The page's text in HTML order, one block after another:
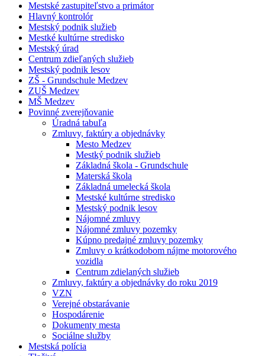
Mestské zastupiteľstvo a primátor
Hlavný kontrolór
Mestský podnik služieb
Mestké kultúrne stredisko
Mestský úrad
Centrum zdieľaných služieb
Mestský podnik lesov
ZŠ - Grundschule Medzev
ZUŠ Medzev
MŠ Medzev
Povinné zverejňovanie
Úradná tabuľa
Zmluvy, faktúry a objednávky
Mesto Medzev
Mestký podnik služieb
Základná škola - Grundschule
Materská škola
Základná umelecká škola
Mestské kultúrne stredisko
Mestský podnik lesov
Nájomné zmluvy
Nájomné zmluvy pozemky
Kúpno predajné zmluvy pozemky
Zmluvy o krátkodobom nájme motorového
vozidla
Centrum zdielaných služieb
Zmluvy, faktúry a objednávky do roku 2019
VZN
Verejné obstarávanie
Hospodárenie
Dokumenty mesta
Sociálne služby
Mestská polícia